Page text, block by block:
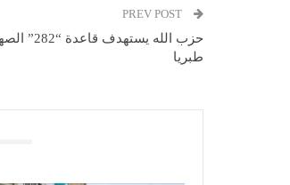
حزب الله
طبريا